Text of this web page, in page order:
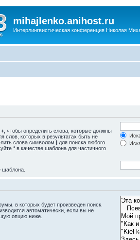
mihajlenko.anihost.ru
Интерлингвистическая конференция Николая
+ , чтобы определить слова, которые должны
слов, которых в результатах быть не
слова символом | для поиска любого
* в качестве шаблона для частичного
шаблона.
в которых будет произведен поиск.
автоматически, если вы не
опцию ниже.